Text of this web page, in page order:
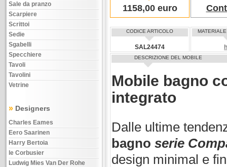
Sale da pranzo
Scarpiere
Scrittoi
Sedie
Sgabelli
Specchiere
Tavoli
Tavolini
Vetrine
» Designers
Charles Eames
Eero Saarinen
Harry Bertoia
le Corbusier
Ludwig Mies Van Der Rohe
1158,00 euro
CODICE ARTICOLO
SAL24474
DESCRIZIONE DEL MOBILE
Mobile bagno
integrato
Dalle ultime
bagno serie
design minimal e